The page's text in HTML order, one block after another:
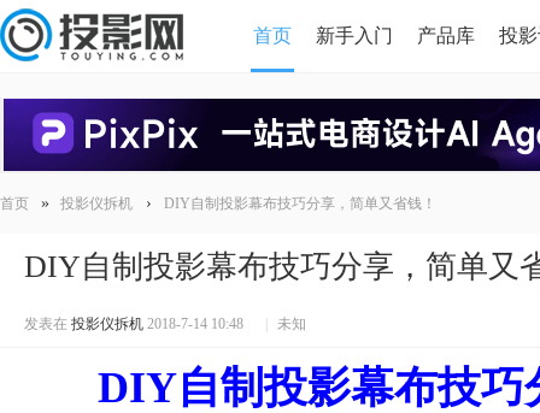
首页 新手入门 产品库 投
HDMI版本对比
首页 » 投影仪拆机 › DIY自制投影幕布技巧分享，简单又省钱！
DIY自制投影幕布技巧分享，简单又
发表在 投影仪拆机 2018-7-14 10:48 未知
DIY自制投影幕布技巧